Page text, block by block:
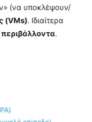
(να υποκλέψουν/
(VMs). Ιδιαίτερα
.